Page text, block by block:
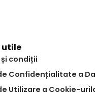
utile
condiții
Confidențialitate a
Utilizare a Cookie-